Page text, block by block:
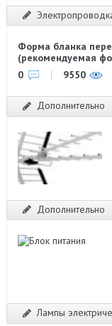
Форма бланка
(рекомендуемая
0
9550
Дополнительно
Дополнительно
Лампы